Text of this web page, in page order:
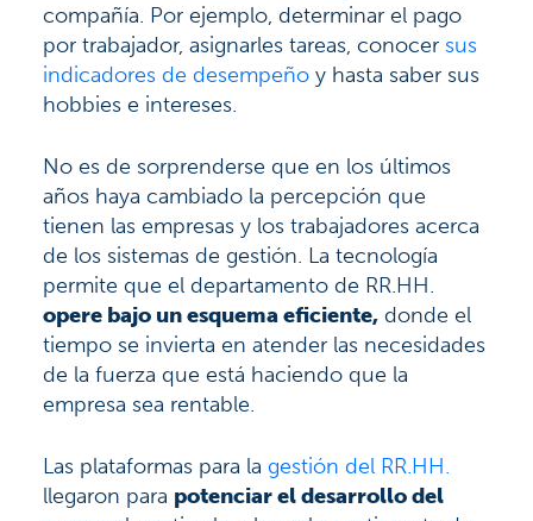
compañía. Por ejemplo, determinar el pago
por trabajador, asignarles tareas, conocer sus
indicadores de desempeño y hasta saber sus
hobbies e intereses.
No es de sorprenderse que en los últimos
años haya cambiado la percepción que
tienen las empresas y los trabajadores acerca
de los sistemas de gestión. La tecnología
permite que el departamento de RR.HH.
opere bajo un esquema eficiente, donde el
tiempo se invierta en atender las necesidades
de la fuerza que está haciendo que la
empresa sea rentable.
Las plataformas para la gestión del RR.HH.
llegaron para potenciar el desarrollo del